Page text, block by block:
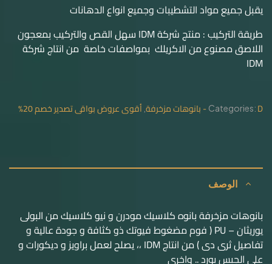
يقبل جميع مواد التشطيبات وجميع انواع الدهانات
طريقة التركيب : منتج شركة IDM سهل القص والتركيب بمعجون
اللاصق مصنوع من الاكريلك بمواصفات خاصة من انتاج شركة
IDM
Categories: D - بانوهات مزخرفة أقوى عروض بواقى تصدير خصم 20%
الوصف
بانوهات مزخرفة بانوه كلاسيك مودرن و نيو كلاسيك من البولى
يوريثان – PU ( فوم مضغوط فيوتك ذو كثافة و جودة عالية و
تفاصيل ثرى دى ) من انتاج IDM ،، يصلح لعمل براويز و ديكورات و
على الجبس بورد .. واخرى